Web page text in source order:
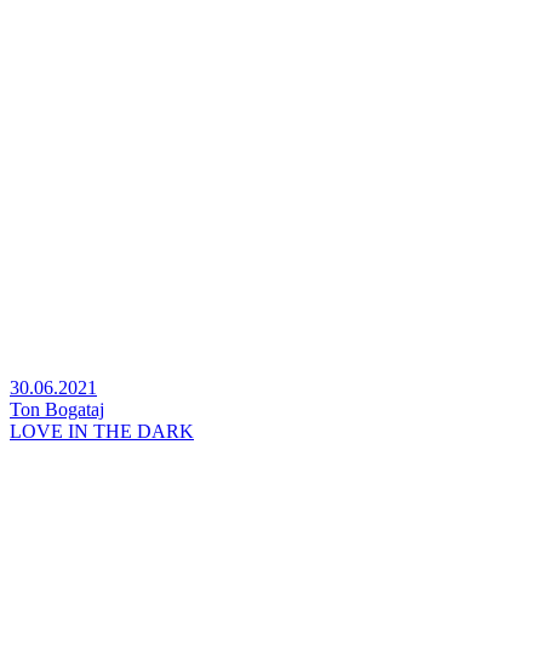
30.06.2021
Ton Bogataj
LOVE IN THE DARK